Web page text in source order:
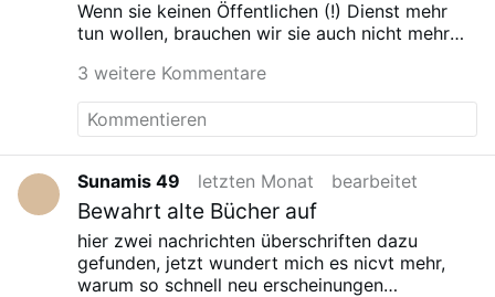
Wenn sie keinen Öffentlichen (!) Dienst mehr
tun wollen, brauchen wir sie auch nicht mehr
achgut.com/images/archiv/_1190w/Tomaschoff_
Steuer…
3 weitere Kommentare
Sunamis 49 letzten Monat bearbeitet
Bewahrt alte Bücher auf
hier zwei nachrichten überschriften dazu
gefunden, jetzt wundert mich es nicvt mehr,
warum so schnell neu erscheinungen